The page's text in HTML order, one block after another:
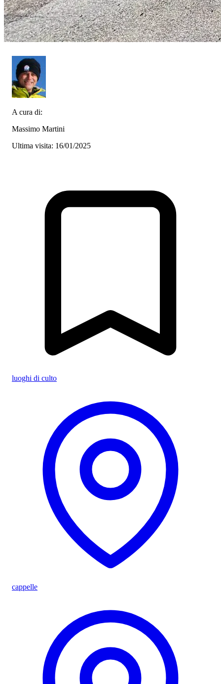
A cura di:
Massimo Martini
Ultima visita: 16/01/2025
luoghi di culto
cappelle